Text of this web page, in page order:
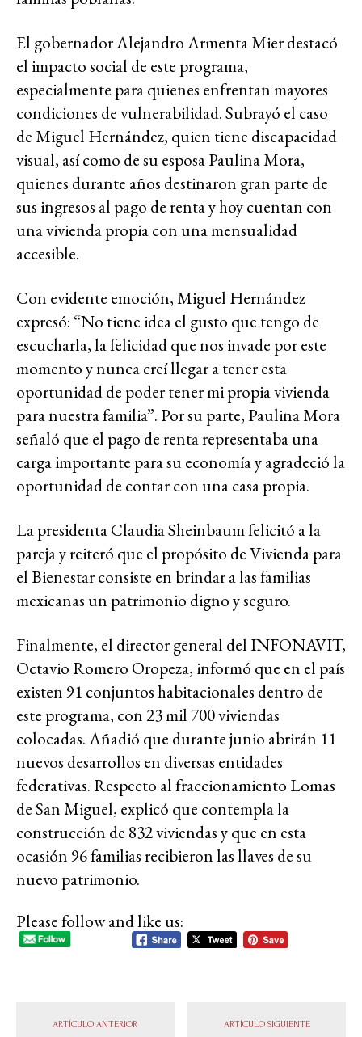
El gobernador Alejandro Armenta Mier destacó
el impacto social de este programa,
especialmente para quienes enfrentan mayores
condiciones de vulnerabilidad. Subrayó el caso
de Miguel Hernández, quien tiene discapacidad
visual, así como de su esposa Paulina Mora,
quienes durante años destinaron gran parte de
sus ingresos al pago de renta y hoy cuentan con
una vivienda propia con una mensualidad
accesible.
Con evidente emoción, Miguel Hernández
expresó: “No tiene idea el gusto que tengo de
escucharla, la felicidad que nos invade por este
momento y nunca creí llegar a tener esta
oportunidad de poder tener mi propia vivienda
para nuestra familia”. Por su parte, Paulina Mora
señaló que el pago de renta representaba una
carga importante para su economía y agradeció la
oportunidad de contar con una casa propia.
La presidenta Claudia Sheinbaum felicitó a la
pareja y reiteró que el propósito de Vivienda para
el Bienestar consiste en brindar a las familias
mexicanas un patrimonio digno y seguro.
Finalmente, el director general del INFONAVIT,
Octavio Romero Oropeza, informó que en el país
existen 91 conjuntos habitacionales dentro de
este programa, con 23 mil 700 viviendas
colocadas. Añadió que durante junio abrirán 11
nuevos desarrollos en diversas entidades
federativas. Respecto al fraccionamiento Lomas
de San Miguel, explicó que contempla la
construcción de 832 viviendas y que en esta
ocasión 96 familias recibieron las llaves de su
nuevo patrimonio.
Please follow and like us:
ARTÍCULO ANTERIOR ARTÍCULO SIGUIENTE